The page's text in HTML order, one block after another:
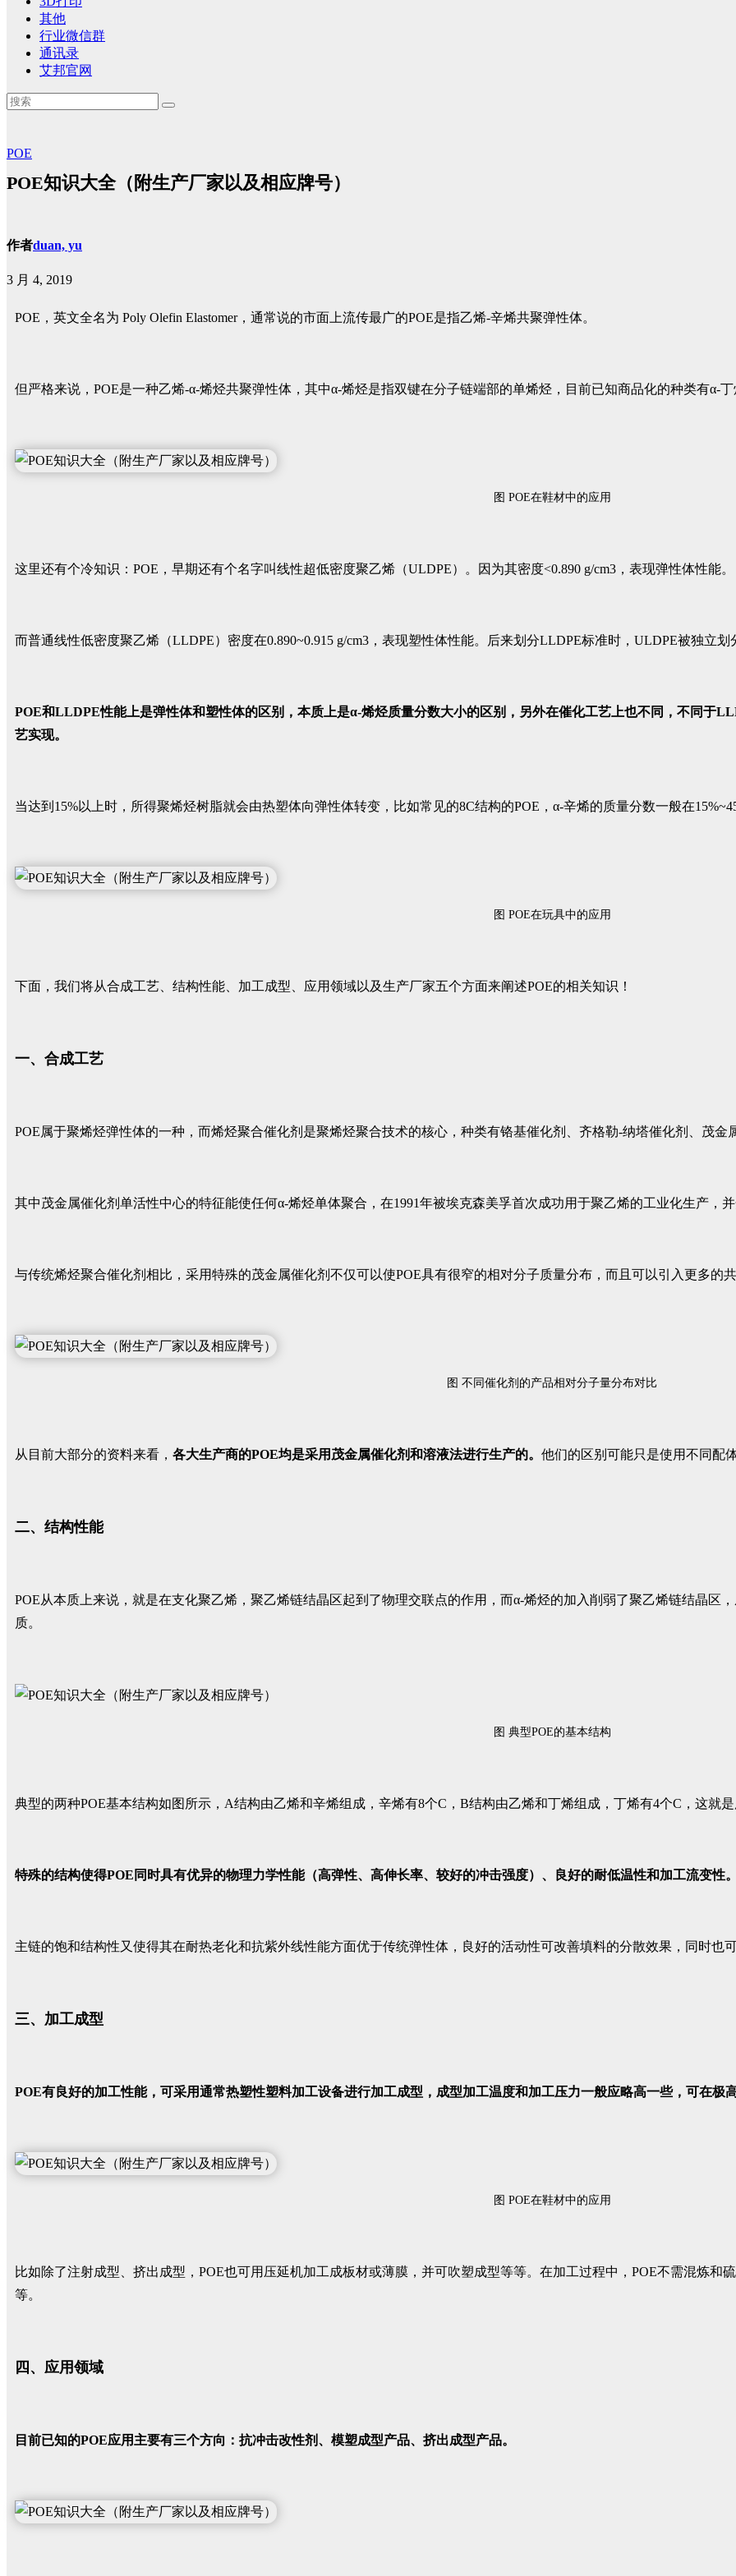
其他
行业微信群
通讯录
艾邦官网
POE
POE知识大全（附生产厂家以及相应牌号）
作者duan, yu
3 月 4, 2019
POE，英文全名为 Poly Olefin Elastomer，通常说的市面上流传最广的POE是指乙烯-辛烯共聚弹性体。
但严格来说，POE是一种乙烯-α-烯烃共聚弹性体，其中α-烯烃是指双键在分子链端部的单烯烃，目前已知商品化的种类有α-
图 POE在鞋材中的应用
这里还有个冷知识：POE，早期还有个名字叫线性超低密度聚乙烯（ULDPE）。因为其密度<0.890 g/cm3，表现弹性体性能。
而普通线性低密度聚乙烯（LLDPE）密度在0.890~0.915 g/cm3，表现塑性体性能。后来划分LLDPE标准时，ULDPE被独立
POE和LLDPE性能上是弹性体和塑性体的区别，本质上是α-烯烃质量分数大小的区别，另外在催化工艺上也不同，不同于
艺实现。
当达到15%以上时，所得聚烯烃树脂就会由热塑体向弹性体转变，比如常见的8C结构的POE，α-辛烯的质量分数一般在
图 POE在玩具中的应用
下面，我们将从合成工艺、结构性能、加工成型、应用领域以及生产厂家五个方面来阐述POE的相关知识！
一、合成工艺
POE属于聚烯烃弹性体的一种，而烯烃聚合催化剂是聚烯烃聚合技术的核心，种类有铬基催化剂、齐格勒-纳塔催化剂、茂金
其中茂金属催化剂单活性中心的特征能使任何α-烯烃单体聚合，在1991年被埃克森美孚首次成功用于聚乙烯的工业化生产，
与传统烯烃聚合催化剂相比，采用特殊的茂金属催化剂不仅可以使POE具有很窄的相对分子质量分布，而且可以引入更多的
图 不同催化剂的产品相对分子量分布对比
从目前大部分的资料来看， 各大生产商的POE均是采用茂金属催化剂和溶液法进行生产的。 他们的区别可能只是使用不同配
二、结构性能
POE从本质上来说，就是在支化聚乙烯，聚乙烯链结晶区起到了物理交联点的作用，而α-烯烃的加入削弱了聚乙烯链结晶区
质。
图 典型POE的基本结构
典型的两种POE基本结构如图所示，A结构由乙烯和辛烯组成，辛烯有8个C，B结构由乙烯和丁烯组成，丁烯有4个C，这就
特殊的结构使得POE同时具有优异的物理力学性能（高弹性、高伸长率、较好的冲击强度）、良好的耐低温性和加工流变性
主链的饱和结构性又使得其在耐热老化和抗紫外线性能方面优于传统弹性体，良好的活动性可改善填料的分散效果，同时也
三、加工成型
POE有良好的加工性能，可采用通常热塑性塑料加工设备进行加工成型，成型加工温度和加工压力一般应略高一些，可在极
图 POE在鞋材中的应用
比如除了注射成型、挤出成型，POE也可用压延机加工成板材或薄膜，并可吹塑成型等等。在加工过程中，POE不需混炼和
等。
四、应用领域
目前已知的POE应用主要有三个方向：抗冲击改性剂、模塑成型产品、挤出成型产品。